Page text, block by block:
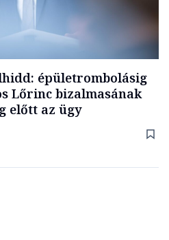
épületrombolásig
Lőrinc bizalmasának
előtt az ügy